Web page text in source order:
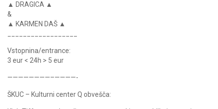
▲ DRAGICA ▲
&
▲ KARMEN DAŠ ▲
Vstopnina/entrance:
3 eur < 24h > 5 eur
————————–————-
ŠKUC – Kulturni center Q obvešča: